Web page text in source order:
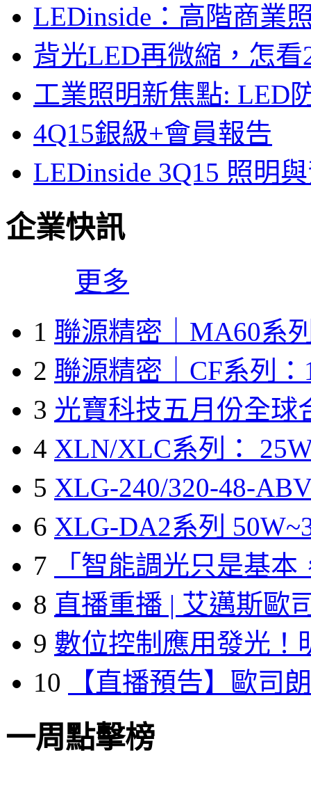
LEDinside：高階商業
背光LED再微縮，怎
工業照明新焦點: LED
4Q15銀級+會員報告
LEDinside 3Q15 照明
企業快訊
更多
1 聯源精密｜MA60系
2 聯源精密｜CF系列：
3 光寶科技五月份全球
4 XLN/XLC系列：
5 XLG-240/320-48-
6 XLG-DA2系列
7
「智能調光只是基本
8 直播重播 | 艾邁斯歐
9 數位控制應用發光！
10
【直播預告】歐司
一周點擊榜